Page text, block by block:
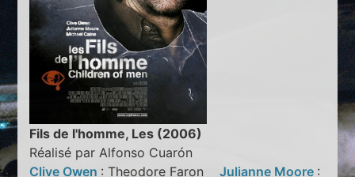
Fils de l'homme, Les (2006)
Réalisé par Alfonso Cuarón
Clive Owen : Theodore FaronJulianne Moore :